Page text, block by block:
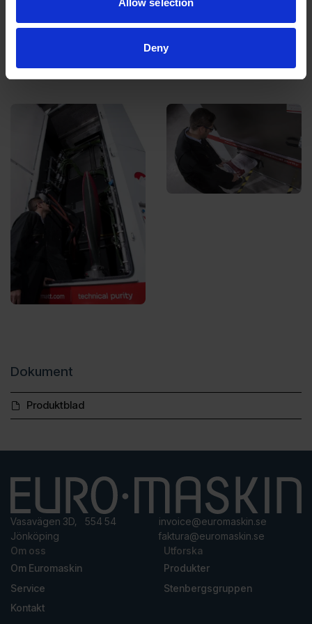
Deny
Dokument
Produktblad
Vasavägen 3D, 554 54
Jönköping
invoice@euromaskin.se
faktura@euromaskin.se
Om oss
Om Euromaskin
Service
Kontakt
Utforska
Produkter
Stenbergsgruppen